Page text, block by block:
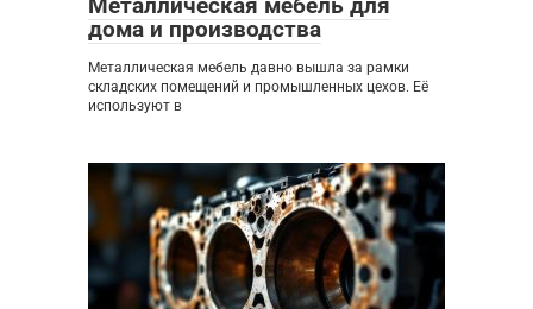
дома и производства
Металлическая мебель давно вышла за рамки
складских помещений и промышленных цехов. Её
используют в